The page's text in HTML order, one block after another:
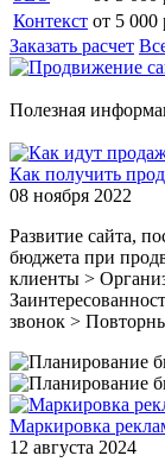
Контекст от 5 000
Заказать расчет
Полезная
Как получить
08 ноября 2022
Развитие сайта,
бюджета при
клиенты >
звонок >
Маркировка
12 августа 2024